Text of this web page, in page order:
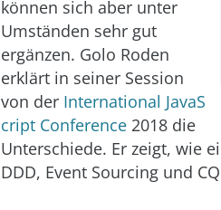
können sich aber unter
Umständen sehr gut
ergänzen. Golo Roden
erklärt in seiner Session
von der International JavaS
cript Conference 2018 die
Unterschiede. Er zeigt, wie
DDD, Event Sourcing und